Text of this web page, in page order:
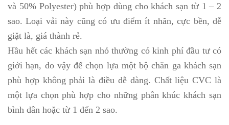
và 50% Polyester) phù hợp dùng cho khách sạn từ 1 – 2
sao. Loại vải này cũng có ưu điểm ít nhăn, cực bền, dễ
giặt là, giá thành rẻ.
Hầu hết các khách sạn nhỏ thường có kinh phí đầu tư có
giới hạn, do vậy để chọn lựa một bộ chăn ga khách sạn
phù hợp không phải là điều dễ dàng. Chất liệu CVC là
một lựa chọn phù hợp cho những phân khúc khách sạn
bình dân hoặc từ 1 đến 2 sao.